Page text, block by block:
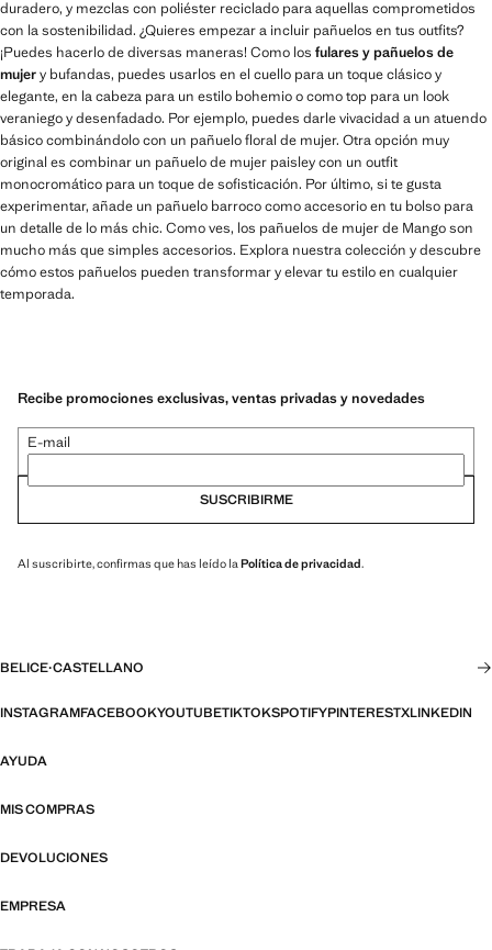
duradero, y mezclas con poliéster reciclado para aquellas comprometidos
con la sostenibilidad. ¿Quieres empezar a incluir pañuelos en tus outfits?
¡Puedes hacerlo de diversas maneras! Como los fulares y pañuelos de
mujery bufandas, puedes usarlos en el cuello para un toque clásico y
elegante, en la cabeza para un estilo bohemio o como top para un look
veraniego y desenfadado. Por ejemplo, puedes darle vivacidad a un atuendo
básico combinándolo con un pañuelo floral de mujer. Otra opción muy
original es combinar un pañuelo de mujer paisley con un outfit
monocromático para un toque de sofisticación. Por último, si te gusta
experimentar, añade un pañuelo barroco como accesorio en tu bolso para
un detalle de lo más chic. Como ves, los pañuelos de mujer de Mango son
mucho más que simples accesorios. Explora nuestra colección y descubre
cómo estos pañuelos pueden transformar y elevar tu estilo en cualquier
temporada.
Recibe promociones exclusivas, ventas privadas y novedades
E-mail
SUSCRIBIRME
Al suscribirte, confirmas que has leído la Política de privacidad.
BELICE·CASTELLANO
INSTAGRAMFACEBOOKYOUTUBETIKTOKSPOTIFYPINTERESTXLINKEDIN
AYUDA
MIS COMPRAS
DEVOLUCIONES
EMPRESA